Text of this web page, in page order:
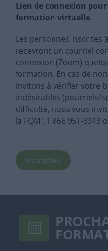
Lien de connexion
formation virtuelle
Les personnes inscrites
recevront un courriel
connexion (Zoom)
formation. En cas de
invitons à vérifier votre
indésirables (pourriels/
difficulté, nous vous
la FQM : 1 866 951-3343
Inscription